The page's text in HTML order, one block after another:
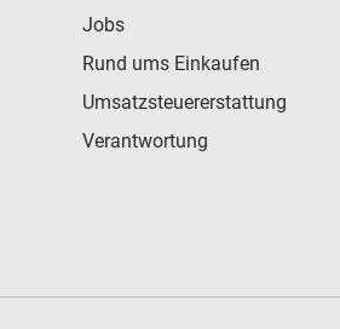
Jobs
Rund ums Einkaufen
Umsatzsteuererstattung
Verantwortung